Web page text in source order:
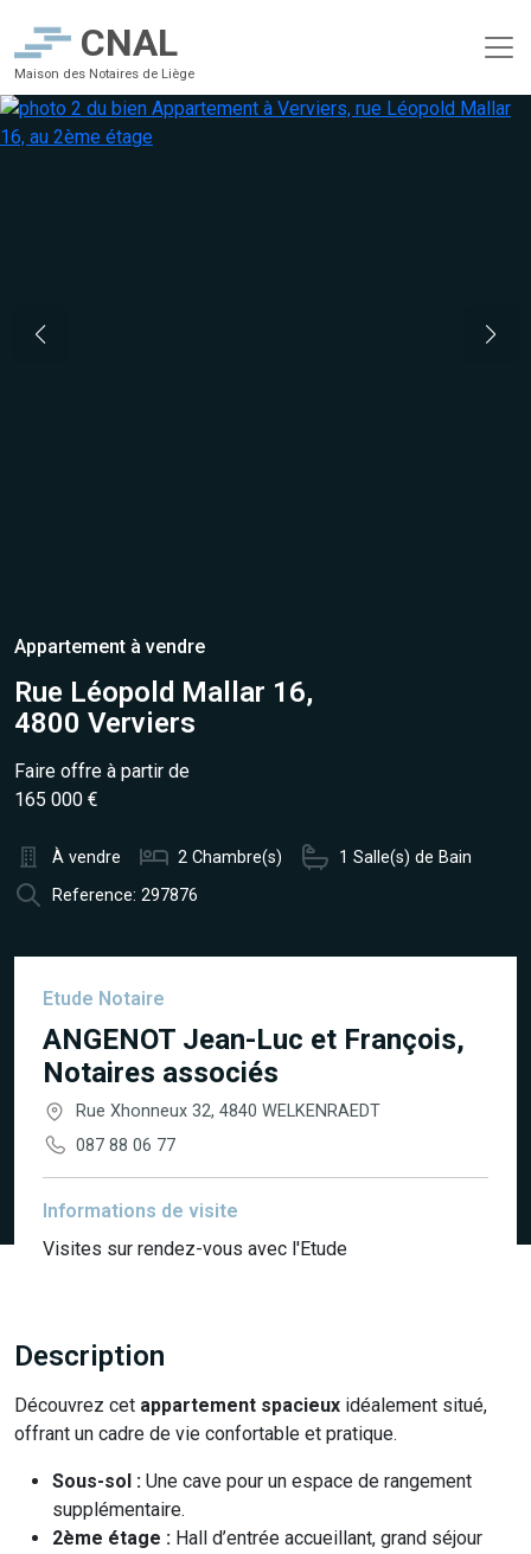
CNAL
Maison des Notaires de Liège
Appartement à vendre
Rue Léopold Mallar 16,
4800 Verviers
Faire offre à partir de
165 000 €
À vendre 2 Chambre(s)
1 Salle(s) de Bain
Reference: 297876
Etude Notaire
ANGENOT Jean-Luc et François,
Notaires associés
Rue Xhonneux 32, 4840 WELKENRAEDT
087 88 06 77
Informations de visite
Visites sur rendez-vous avec l'Etude
Description
Découvrez cet appartement spacieux idéalement situé,
offrant un cadre de vie confortable et pratique.
Sous-sol : Une cave pour un espace de rangement
supplémentaire.
2ème étage : Hall d’entrée accueillant, grand séjour